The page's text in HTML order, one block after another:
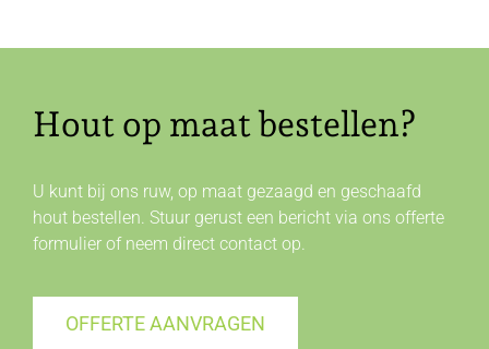
Hout op maat bestellen?
U kunt bij ons ruw, op maat gezaagd en geschaafd
hout bestellen. Stuur gerust een bericht via ons offerte
formulier of neem direct contactop.
OFFERTE AANVRAGEN